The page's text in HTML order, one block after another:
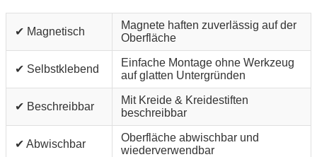
✔ Magnetisch
Magnete haften zuverlässig auf der
Oberfläche
✔ Selbstklebend
Einfache Montage ohne Werkzeug
auf glatten Untergründen
✔ Beschreibbar
Mit Kreide & Kreidestiften
beschreibbar
✔ Abwischbar
Oberfläche abwischbar und
wiederverwendbar